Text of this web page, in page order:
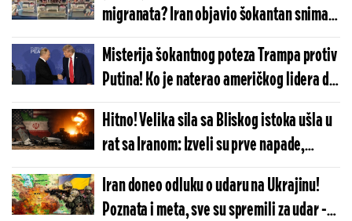
migranata? Iran objavio šokantan snimak
i tvrdnjama zapalio svet - ovo će imati
monstruozne posledice
Misterija šokantnog poteza Trampa protiv
Putina! Ko je naterao američkog lidera da
ovo uradi? Rusija neće sedeti skrštenih
ruku
Hitno! Velika sila sa Bliskog istoka ušla u
rat sa Iranom: Izveli su prve napade,
Amerika ih pratila - počeo je totalni sukob
u regionu
Iran doneo odluku o udaru na Ukrajinu!
Poznata i meta, sve su spremili za udar -